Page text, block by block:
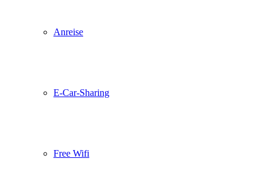
Anreise
E-Car-Sharing
Free Wifi